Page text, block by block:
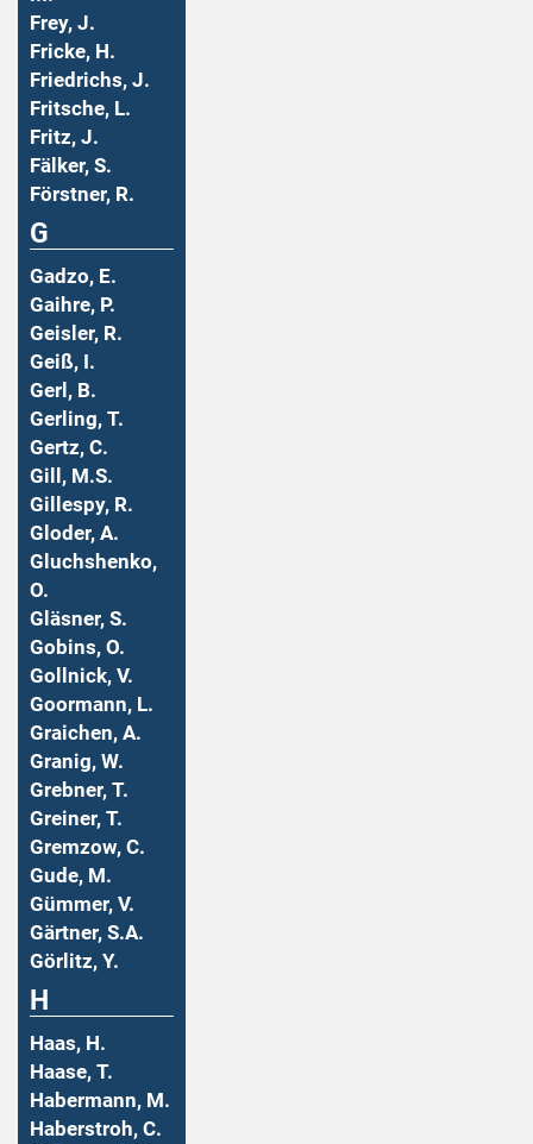
Frey, J.
Fricke, H.
Friedrichs, J.
Fritsche, L.
Fritz, J.
Fälker, S.
Förstner, R.
G
Gadzo, E.
Gaihre, P.
Geisler, R.
Geiß, I.
Gerl, B.
Gerling, T.
Gertz, C.
Gill, M.S.
Gillespy, R.
Gloder, A.
Gluchshenko,
O.
Gläsner, S.
Gobins, O.
Gollnick, V.
Goormann, L.
Graichen, A.
Granig, W.
Grebner, T.
Greiner, T.
Gremzow, C.
Gude, M.
Gümmer, V.
Gärtner, S.A.
Görlitz, Y.
H
Haas, H.
Haase, T.
Habermann, M.
Haberstroh, C.